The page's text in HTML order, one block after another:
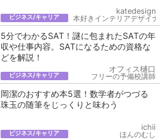
ビジネス/キャリア
katedesign
本好きインテリアデザイナ
5分でわかるSAT！謎に包まれたSATの年
収や仕事内容。SATになるための資格な
どを解説！
ビジネス/キャリア
オフィス樋口
フリーの予備校講師
岡潔のおすすめ本5選！数学者がつづる
珠玉の随筆をじっくりと味わう
ビジネス/キャリア
ichii
ほんのむし